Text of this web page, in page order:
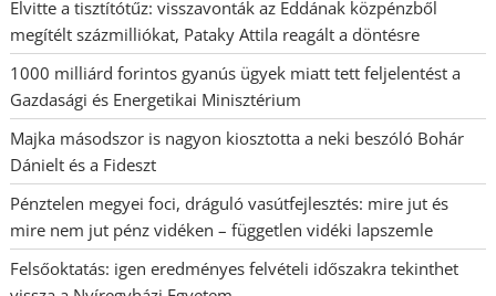
Elvitte a tisztítótűz: visszavonták az Eddának közpénzből
megítélt százmilliókat, Pataky Attila reagált a döntésre
1000 milliárd forintos gyanús ügyek miatt tett feljelentést a
Gazdasági és Energetikai Minisztérium
Majka másodszor is nagyon kiosztotta a neki beszóló Bohár
Dánielt és a Fideszt
Pénztelen megyei foci, dráguló vasútfejlesztés: mire jut és
mire nem jut pénz vidéken – független vidéki lapszemle
Felsőoktatás: igen eredményes felvételi időszakra tekinthet